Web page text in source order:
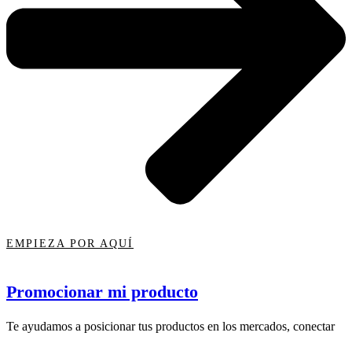
EMPIEZA POR AQUÍ
Promocionar mi producto
Te ayudamos a posicionar tus productos en los mercados, conectar